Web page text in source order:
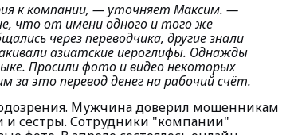
к компании, — уточняет Максим. —
что от имени одного и того же
через переводчика, другие знали
азиатские иероглифы. Однажды
Просили фото и видео некоторых
за это перевод денег на рабочий счёт.
Мужчина доверил мошенникам
и сестры. Сотрудники "компании"